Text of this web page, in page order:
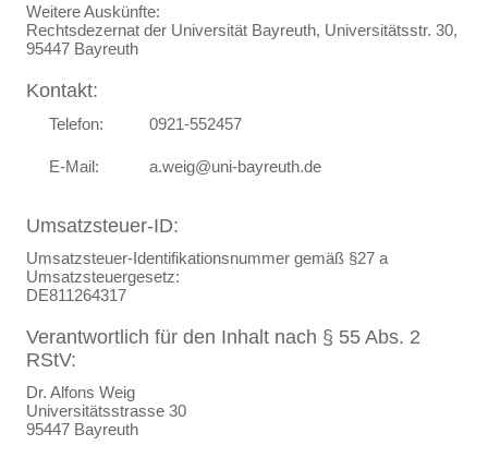
Weitere Auskünfte:
Rechtsdezernat der Universität Bayreuth, Universitätsstr. 30,
95447 Bayreuth
Kontakt:
Telefon: 0921-552457
E-Mail: a.weig@uni-bayreuth.de
Umsatzsteuer-ID:
Umsatzsteuer-Identifikationsnummer gemäß §27 a
Umsatzsteuergesetz:
DE811264317
Verantwortlich für den Inhalt nach § 55 Abs. 2
RStV:
Dr. Alfons Weig
Universitätsstrasse 30
95447 Bayreuth